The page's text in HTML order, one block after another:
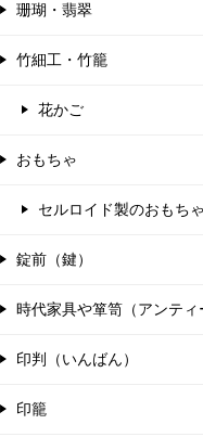
珊瑚・翡翠
竹細工・竹籠
花かご
おもちゃ
セルロイド製のおもちゃ
錠前（鍵）
時代家具や箪笥（アンティ
印判（いんばん）
印籠